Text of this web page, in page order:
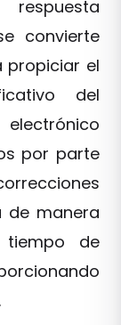
convierte
propiciar el
del
por parte
de manera
tiempo de